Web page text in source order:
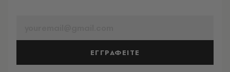
ΕΓΓΡΑΦΕΙΤΕ